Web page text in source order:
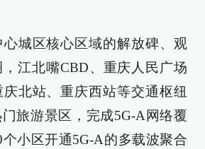
城区核心区域的解放碑、观
江北嘴CBD、重庆人民广场
北站、重庆西站等交通枢纽
旅游景区，完成5G-A网络覆
小区开通5G-A的多载波聚合